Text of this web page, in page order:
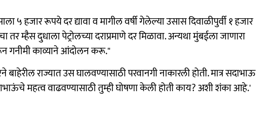
५ हजार रूपये दर द्यावा व मागील वर्षी गेलेल्या उसास दिवाळीपुर्वी १ हजार
तर म्हैस दुधाला पेट्रोलच्या दराप्रमाणे दर मिळावा. अन्यथा मुंबईला जाणारा
गनीमी काव्याने आंदोलन करू."
राज्यात उस घालवण्यासाठी परवानगी नाकारली होती. मात्र सदाभाऊ
महत्व वाढवण्यासाठी तुम्ही घोषणा केली होती काय? अशी शंका आहे.'